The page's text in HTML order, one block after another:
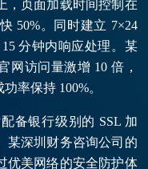
，页面加载时间控制在
50%。同时建立 7×24
分钟内响应处理。某
网访问量激增 10 倍，
率保持 100%。
备银行级别的 SSL 加
某深圳财务咨询公司的
优美网络的安全防护体